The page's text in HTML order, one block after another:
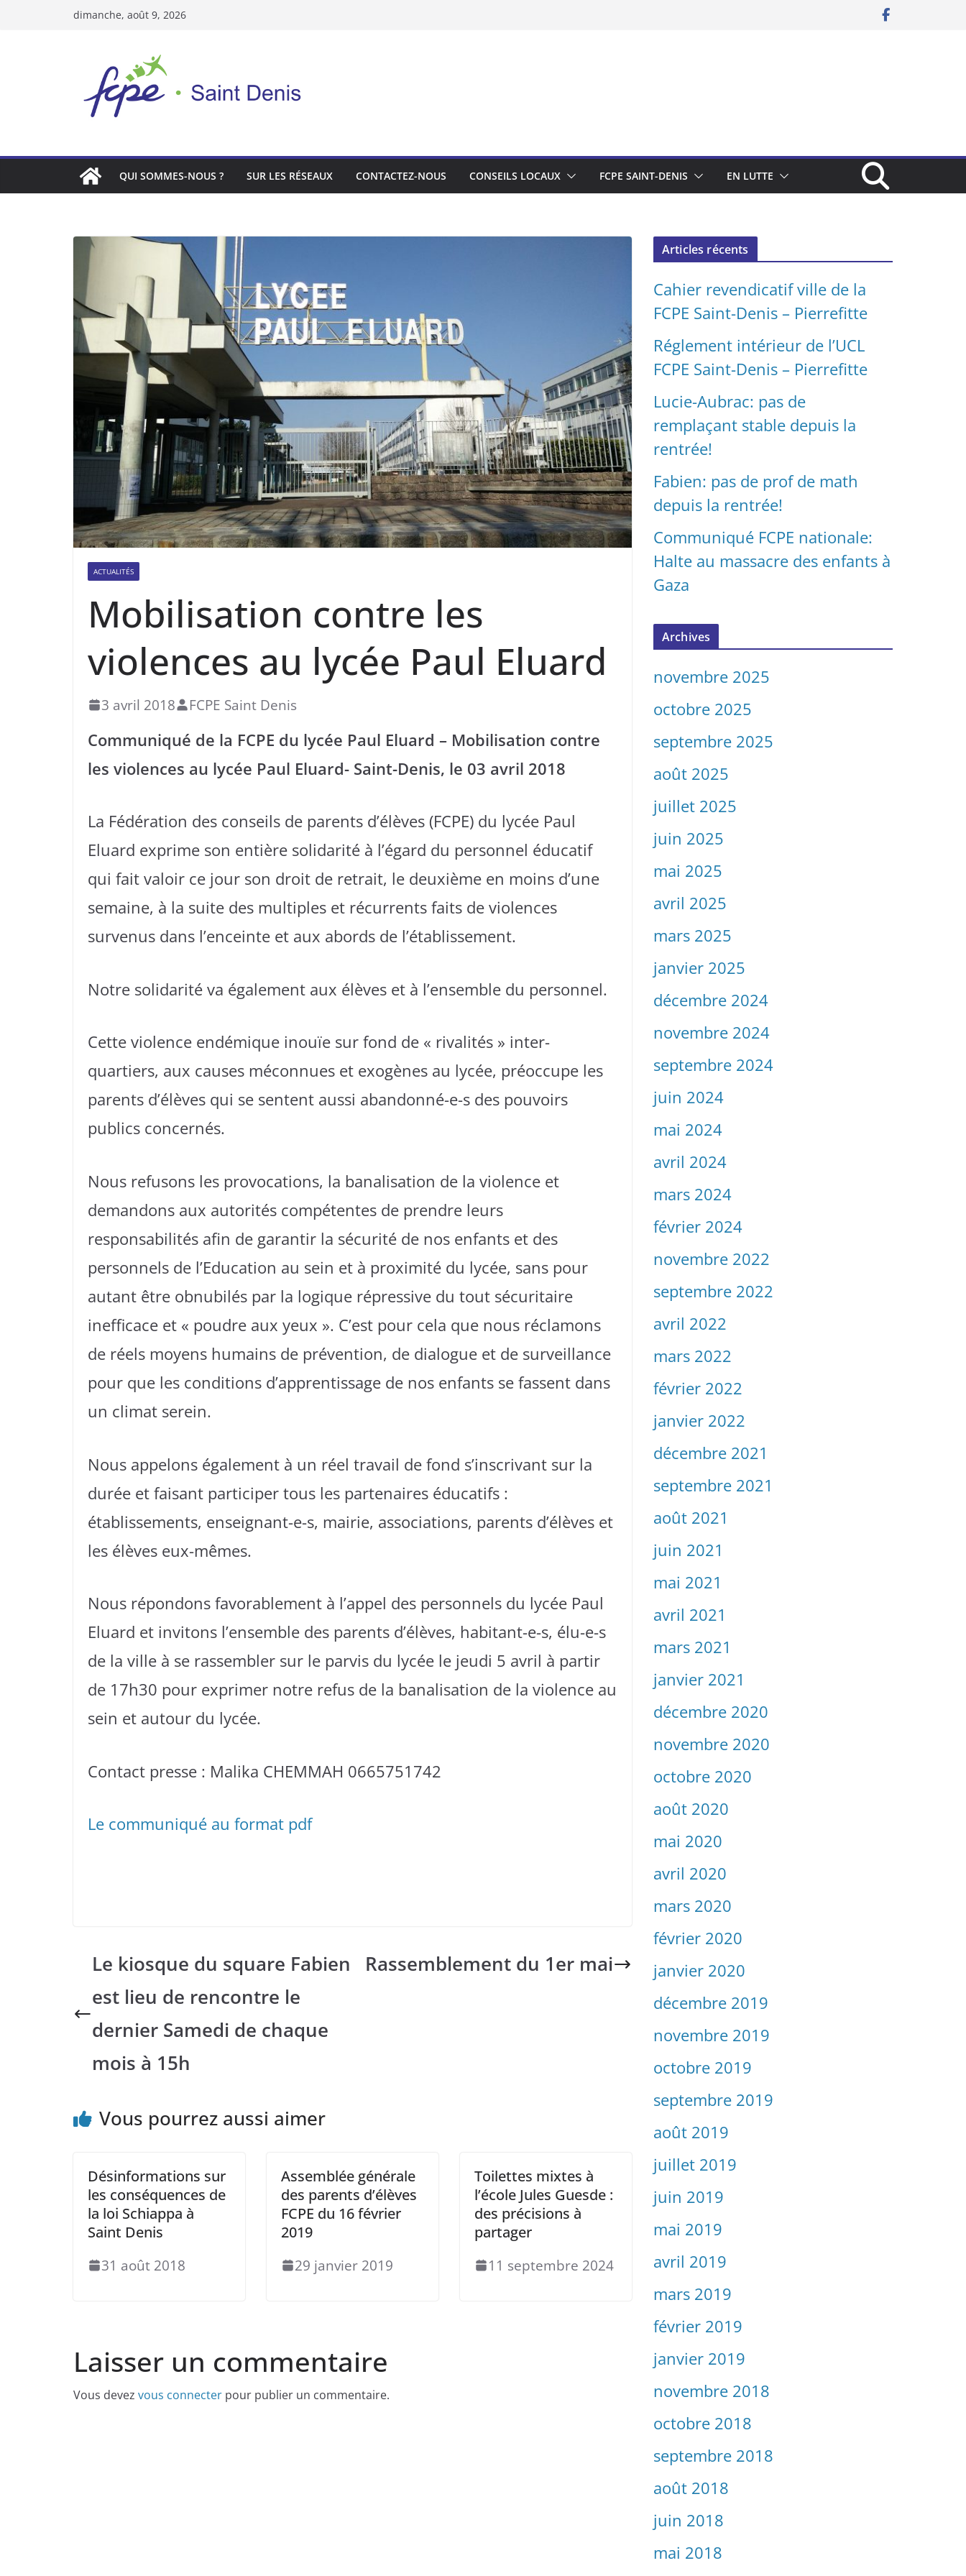
dimanche, août 9, 2026
QUI SOMMES-NOUS ? SUR LES RÉSEAUX CONTACTEZ-NOUS CONSEILS LOCAUX FCPE SAINT-DENIS EN LUTTE
ACTUALITÉS
Mobilisation contre les
violences au lycée Paul Eluard
3 avril 2018 FCPE Saint Denis
Communiqué de la FCPE du lycée Paul Eluard – Mobilisation contre
les violences au lycée Paul Eluard- Saint-Denis, le 03 avril 2018
La Fédération des conseils de parents d’élèves (FCPE) du lycée Paul
Eluard exprime son entière solidarité à l’égard du personnel éducatif
qui fait valoir ce jour son droit de retrait, le deuxième en moins d’une
semaine, à la suite des multiples et récurrents faits de violences
survenus dans l’enceinte et aux abords de l’établissement.
Notre solidarité va également aux élèves et à l’ensemble du personnel.
Cette violence endémique inouïe sur fond de « rivalités » inter-
quartiers, aux causes méconnues et exogènes au lycée, préoccupe les
parents d’élèves qui se sentent aussi abandonné-e-s des pouvoirs
publics concernés.
Nous refusons les provocations, la banalisation de la violence et
demandons aux autorités compétentes de prendre leurs
responsabilités afin de garantir la sécurité de nos enfants et des
personnels de l’Education au sein et à proximité du lycée, sans pour
autant être obnubilés par la logique répressive du tout sécuritaire
inefficace et « poudre aux yeux ». C’est pour cela que nous réclamons
de réels moyens humains de prévention, de dialogue et de surveillance
pour que les conditions d’apprentissage de nos enfants se fassent dans
un climat serein.
Nous appelons également à un réel travail de fond s’inscrivant sur la
durée et faisant participer tous les partenaires éducatifs :
établissements, enseignant-e-s, mairie, associations, parents d’élèves et
les élèves eux-mêmes.
Nous répondons favorablement à l’appel des personnels du lycée Paul
Eluard et invitons l’ensemble des parents d’élèves, habitant-e-s, élu-e-s
de la ville à se rassembler sur le parvis du lycée le jeudi 5 avril à partir
de 17h30 pour exprimer notre refus de la banalisation de la violence au
sein et autour du lycée.
Contact presse : Malika CHEMMAH 0665751742
Le communiqué au format pdf
Le kiosque du square Fabien
est lieu de rencontre le
dernier Samedi de chaque
mois à 15h
Rassemblement du 1er mai
Vous pourrez aussi aimer
Désinformations sur
les conséquences de
la loi Schiappa à
Saint Denis
31 août 2018
Assemblée générale
des parents d’élèves
FCPE du 16 février
2019
29 janvier 2019
Toilettes mixtes à
l’école Jules Guesde :
des précisions à
partager
11 septembre 2024
Laisser un commentaire
Vous devez vous connecter pour publier un commentaire.
Articles récents
Cahier revendicatif ville de la
FCPE Saint-Denis – Pierrefitte
Réglement intérieur de l’UCL
FCPE Saint-Denis – Pierrefitte
Lucie-Aubrac: pas de
remplaçant stable depuis la
rentrée!
Fabien: pas de prof de math
depuis la rentrée!
Communiqué FCPE nationale:
Halte au massacre des enfants à
Gaza
Archives
novembre 2025
octobre 2025
septembre 2025
août 2025
juillet 2025
juin 2025
mai 2025
avril 2025
mars 2025
janvier 2025
décembre 2024
novembre 2024
septembre 2024
juin 2024
mai 2024
avril 2024
mars 2024
février 2024
novembre 2022
septembre 2022
avril 2022
mars 2022
février 2022
janvier 2022
décembre 2021
septembre 2021
août 2021
juin 2021
mai 2021
avril 2021
mars 2021
janvier 2021
décembre 2020
novembre 2020
octobre 2020
août 2020
mai 2020
avril 2020
mars 2020
février 2020
janvier 2020
décembre 2019
novembre 2019
octobre 2019
septembre 2019
août 2019
juillet 2019
juin 2019
mai 2019
avril 2019
mars 2019
février 2019
janvier 2019
novembre 2018
octobre 2018
septembre 2018
août 2018
juin 2018
mai 2018